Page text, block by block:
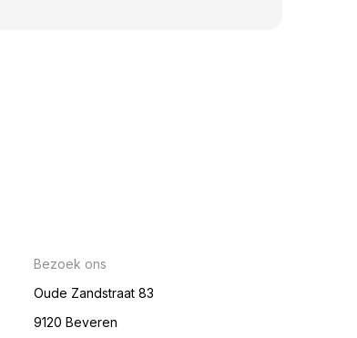
Bezoek ons
Oude Zandstraat 83
9120 Beveren